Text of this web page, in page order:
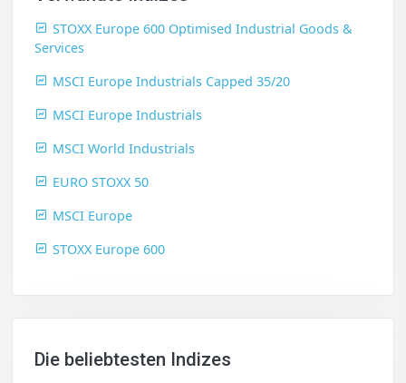
STOXX Europe 600 Optimised Industrial Goods &
Services
MSCI Europe Industrials Capped 35/20
MSCI Europe Industrials
MSCI World Industrials
EURO STOXX 50
MSCI Europe
STOXX Europe 600
Die beliebtesten Indizes